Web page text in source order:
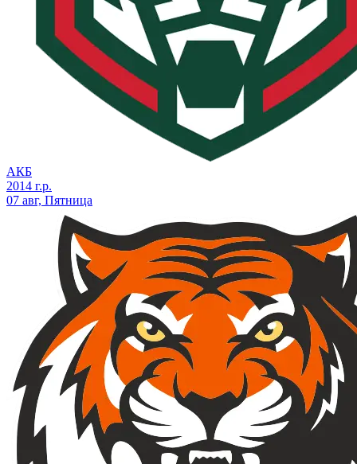
АКБ
2014 г.р.
07 авг, Пятница